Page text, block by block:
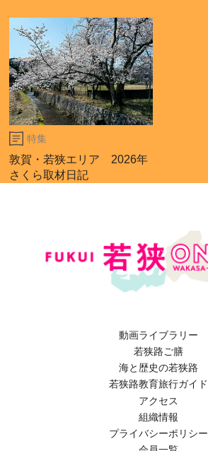
特集
敦賀・若狭エリア 2026年
さくら取材日記
動画ライブラリー
若狭路ご膳
海と歴史の若狭路
若狭路教育旅行ガイド
アクセス
組織情報
プライバシーポリシー